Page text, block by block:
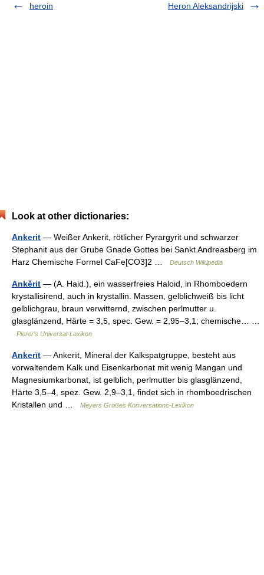
heroin
Heron Aleksandrijski
Look at other dictionaries:
Ankerit — Weißer Ankerit, rötlicher Pyrargyrit und schwarzer
Stephanit aus der Grube Gnade Gottes bei Sankt Andreasberg im
Harz Chemische Formel CaFe[CO3]2 …
Deutsch Wikipedia
Ankĕrit — (A. Haid.), ein wasserfreies Haloid, in Rhomboedern
krystallisirend, auch in krystallin. Massen, gelblichweiß bis licht
gelblichgrau, braun verwitternd, zwischen perlmutter u.
glasglänzend, Härte = 3,5, spec. Gew. = 2,95–3,1; chemische… …
Pierer's Universal-Lexikon
Ankerīt — Ankerīt, Mineral der Kalkspatgruppe, besteht aus
vorwaltendem Kalk und Eisenkarbonat mit wenig Mangan und
Magnesiumkarbonat, ist gelblich, perlmutter bis glasglänzend,
Härte 3,5–4, spez. Gew. 2,9–3,1, findet sich in rhomboedrischen
Kristallen und …
Meyers Großes Konversations-Lexikon